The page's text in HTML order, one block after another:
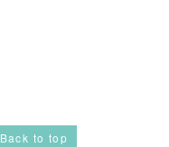
Back to top